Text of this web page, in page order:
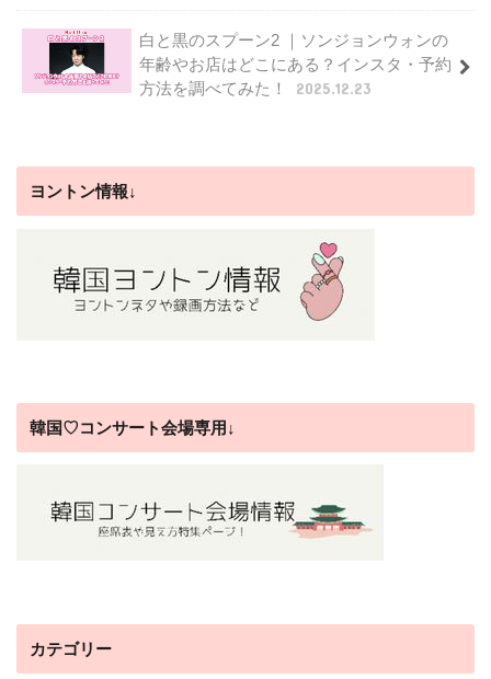
白と黒のスプーン2 ｜ソンジョンウォンの
年齢やお店はどこにある？インスタ・予約
方法を調べてみた！
2025.12.23
ヨントン情報↓
韓国♡コンサート会場専用↓
カテゴリー